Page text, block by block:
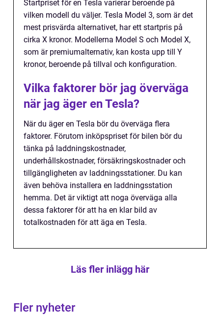
Startpriset för en Tesla varierar beroende på
vilken modell du väljer. Tesla Model 3, som är det
mest prisvärda alternativet, har ett startpris på
cirka X kronor. Modellerna Model S och Model X,
som är premiumalternativ, kan kosta upp till Y
kronor, beroende på tillval och konfiguration.
Vilka faktorer bör jag överväga
när jag äger en Tesla?
När du äger en Tesla bör du överväga flera
faktorer. Förutom inköpspriset för bilen bör du
tänka på laddningskostnader,
underhållskostnader, försäkringskostnader och
tillgängligheten av laddningsstationer. Du kan
även behöva installera en laddningsstation
hemma. Det är viktigt att noga överväga alla
dessa faktorer för att ha en klar bild av
totalkostnaden för att äga en Tesla.
Läs fler inlägg här
Fler nyheter